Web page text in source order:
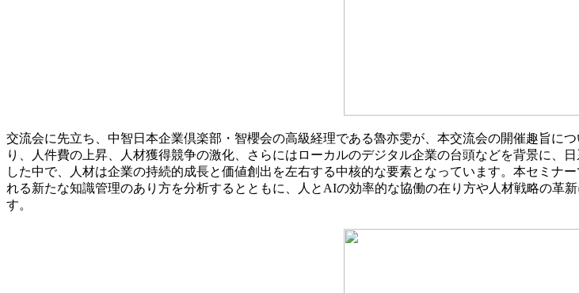
交流会に先立ち、中智日本企業倶楽部・智櫻会の高級経理である魯亦雯が、本交流会の開催趣旨に
り、人件費の上昇、人材獲得競争の激化、さらにはローカルのデジタル企業の台頭などを背景に、
した中で、人材は企業の持続的成長と価値創出を左右する中核的な要素となっています。本セミ
れる新たな知識管理のあり方を分析するとともに、人とAIの効率的な協働の在り方や人材戦略の革
す。